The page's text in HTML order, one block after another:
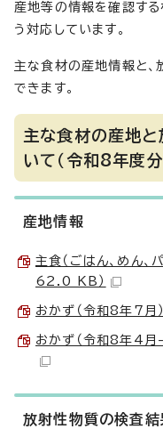
産地等の情報を確認す
う対応しています。
主な食材の産地情報と、
できます。
主な食材の産地
いて（令和8年度分
産地情報
主食（ごはん、めん、
62.0 KB）
おかず（令和8年7
おかず（令和8年4
放射性物質の検査結